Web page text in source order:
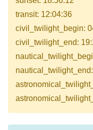
transit: 12:04:36
civil_twilight_begin:
civil_twilight_end: